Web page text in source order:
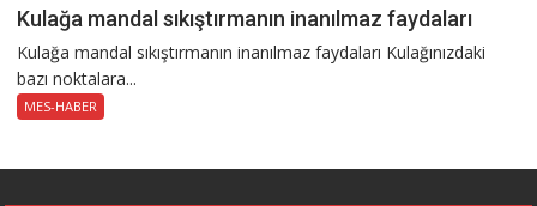
Kulağa mandal sıkıştırmanın inanılmaz faydaları
Kulağa mandal sıkıştırmanın inanılmaz faydaları Kulağınızdaki
bazı noktalara...
MES-HABER